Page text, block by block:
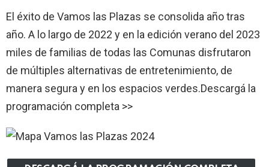
El éxito de Vamos las Plazas se consolida año tras
año. A lo largo de 2022 y en la edición verano del 2023
miles de familias de todas las Comunas disfrutaron
de múltiples alternativas de entretenimiento, de
manera segura y en los espacios verdes.Descargá la
programación completa >>